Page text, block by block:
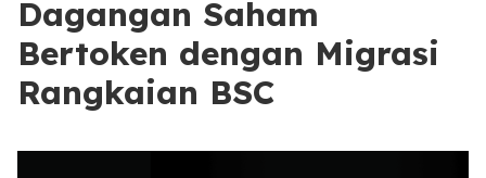
Dagangan Saham
Bertoken dengan Migrasi
Rangkaian BSC